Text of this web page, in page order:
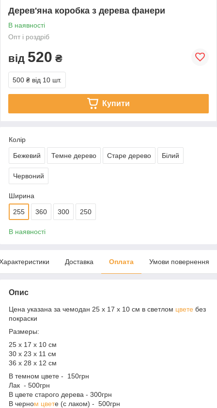
Дерев'яна коробка з дерева фанери
В наявності
Опт і роздріб
від 520 ₴
500 ₴ від 10 шт.
Купити
Колір
Бежевий Темне дерево Старе дерево Білий
Червоний
Ширина
255 360 300 250
В наявності
Доставка Оплата Умови повернення
Опис
Цена указана за чемодан 25 х 17 х 10 см в светлом цвете без
покраски
Размеры:
25 х 17 х 10 см
30 х 23 х 11 см
36 х 28 х 12 см
В темном цвете - 150грн
Лак - 500грн
В цвете старого дерева - 300грн
В черном цвете (с лаком) - 500грн